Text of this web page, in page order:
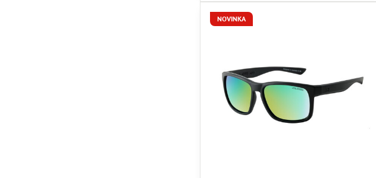
NOVINKA